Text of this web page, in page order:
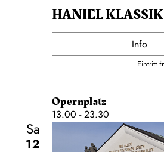
HANIEL
Info
Eintritt
Opernplatz
13.00 - 23.30
Sa
12